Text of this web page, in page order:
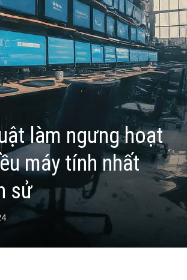
làm ngưng hoạt
máy tính nhất
sử